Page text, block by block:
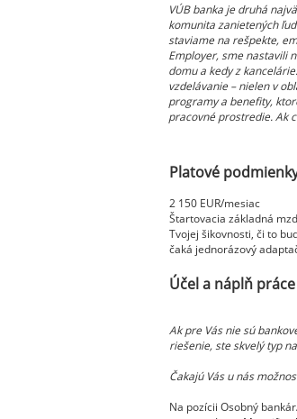
VÚB banka je druhá
komunita zanietených
staviame na rešpekte,
Employer, sme nastavili
domu a kedy z
vzdelávanie – nielen v
programy a benefity,
pracovné prostredie. Ak
Platové
2 150 EUR/mesiac
Štartovacia základná
Tvojej šikovnosti, či to
čaká jednorázový
Účel a náplň práce
Ak pre Vás nie sú
riešenie, ste skvelý typ
Čakajú Vás u nás
Na pozícii Osobný